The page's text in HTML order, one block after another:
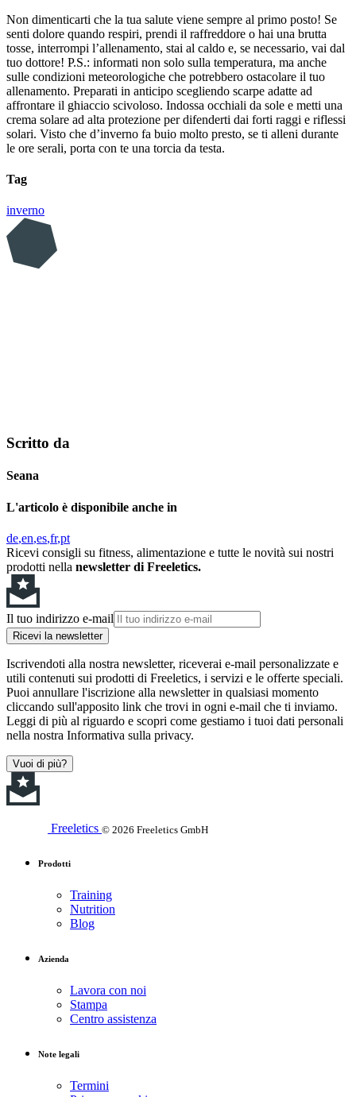
Non dimenticarti che la tua salute viene sempre al primo posto! Se
senti dolore quando respiri, prendi il raffreddore o hai una brutta
tosse, interrompi l’allenamento, stai al caldo e, se necessario, vai dal
tuo dottore! P.S.: informati non solo sulla temperatura, ma anche
sulle condizioni meteorologiche che potrebbero ostacolare il tuo
allenamento. Preparati in anticipo scegliendo scarpe adatte ad
affrontare il ghiaccio scivoloso. Indossa occhiali da sole e metti una
crema solare ad alta protezione per difenderti dai forti raggi e riflessi
solari. Visto che d’inverno fa buio molto presto, se ti alleni durante
le ore serali, porta con te una torcia da testa.
Tag
inverno
Scritto da
Seana
L'articolo è disponibile anche in
de en es fr pt
Ricevi consigli su fitness, alimentazione e tutte le novità sui nostri
prodotti nella newsletter di Freeletics.
Il tuo indirizzo e-mail
Ricevi la newsletter
Iscrivendoti alla nostra newsletter, riceverai e-mail personalizzate e
utili contenuti sui prodotti di Freeletics, i servizi e le offerte speciali.
Puoi annullare l'iscrizione alla newsletter in qualsiasi momento
cliccando sull'apposito link che trovi in ogni e-mail che ti inviamo.
Leggi di più al riguardo e scopri come gestiamo i tuoi dati personali
nella nostra Informativa sulla privacy.
Vuoi di più?
Freeletics © 2026 Freeletics GmbH
Prodotti
Training
Nutrition
Blog
Azienda
Lavora con noi
Stampa
Centro assistenza
Note legali
Termini